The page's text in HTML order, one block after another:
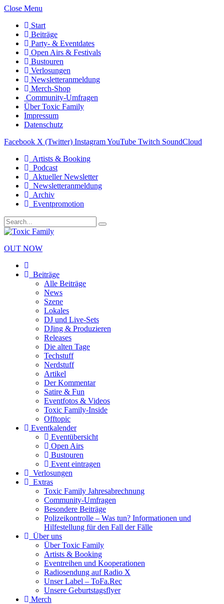
Close Menu
Start
Beiträge
Party- & Eventdates
Open Airs & Festivals
Bustouren
Verlosungen
Newsletteranmeldung
Merch-Shop
Community-Umfragen
Über Toxic Family
Impressum
Datenschutz
Facebook X (Twitter) InstagramYouTube Twitch SoundCloud
Artists & Booking
Podcast
Aktueller Newsletter
Newsletteranmeldung
Archiv
Eventpromotion
OUT NOW
Beiträge
Alle Beiträge
News
Szene
Lokales
DJ und Live-Sets
DJing & Produzieren
Releases
Die alten Tage
Techstuff
Nerdstuff
Artikel
Der Kommentar
Satire & Fun
Eventfotos & Videos
Toxic Family-Inside
Offtopic
Eventkalender
Eventübersicht
Open Airs
Bustouren
Event eintragen
Verlosungen
Extras
Toxic Family Jahresabrechnung
Community-Umfragen
Besondere Beiträge
Polizeikontrolle – Was tun? Informationen und
Hilfestellung für den Fall der Fälle
Über uns
Über Toxic Family
Artists & Booking
Eventreihen und Kooperationen
Radiosendung auf Radio X
Unser Label – ToFa.Rec
Unsere Geburtstagsflyer
Merch